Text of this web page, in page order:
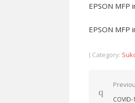
EPSON MFP
EPSON MFP
Category:
wpisu
COVID-